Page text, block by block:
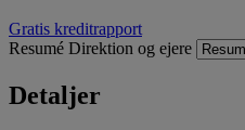
Gratis kreditrapport
Resumé Direktion og ejere
Detaljer